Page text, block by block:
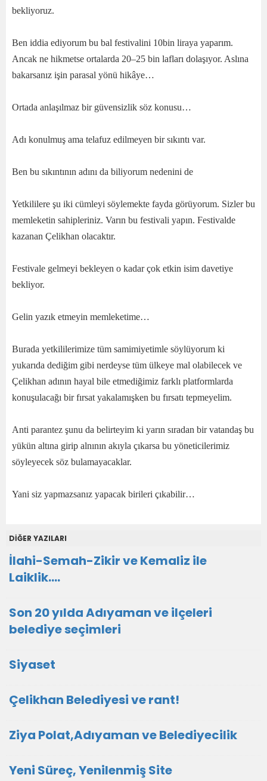
bekliyoruz.
Ben iddia ediyorum bu bal festivalini 10bin liraya yaparım.
Ancak ne hikmetse ortalarda 20–25 bin lafları dolaşıyor. Aslına
bakarsanız işin parasal yönü hikâye…
Ortada anlaşılmaz bir güvensizlik söz konusu…
Adı konulmuş ama telafuz edilmeyen bir sıkıntı var.
Ben bu sıkıntının adını da biliyorum nedenini de
Yetkililere şu iki cümleyi söylemekte fayda görüyorum. Sizler bu
memleketin sahipleriniz. Varın bu festivali yapın. Festivalde
kazanan Çelikhan olacaktır.
Festivale gelmeyi bekleyen o kadar çok etkin isim davetiye
bekliyor.
Gelin yazık etmeyin memleketime…
Burada yetkililerimize tüm samimiyetimle söylüyorum ki
yukarıda dediğim gibi nerdeyse tüm ülkeye mal olabilecek ve
Çelikhan adının hayal bile etmediğimiz farklı platformlarda
konuşulacağı bir fırsat yakalamışken bu fırsatı tepmeyelim.
Anti parantez şunu da belirteyim ki yarın sıradan bir vatandaş bu
yükün altına girip alnının akıyla çıkarsa bu yöneticilerimiz
söyleyecek söz bulamayacaklar.
Yani siz yapmazsanız yapacak birileri çıkabilir…
DİĞER YAZILARI
İlahi-Semah-Zikir ve Kemaliz ile
Laiklik….
Son 20 yılda Adıyaman ve ilçeleri
belediye seçimleri
Siyaset
Çelikhan Belediyesi ve rant!
Ziya Polat,Adıyaman ve Belediyecilik
Yeni Süreç, Yenilenmiş Site